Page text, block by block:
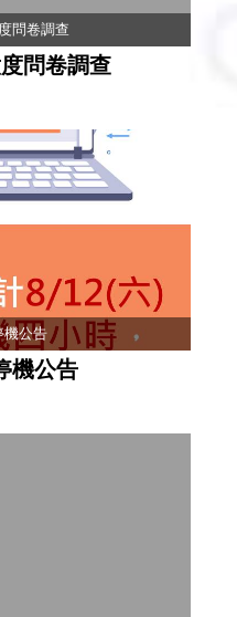
問卷調查
問卷調查
機公告
機公告